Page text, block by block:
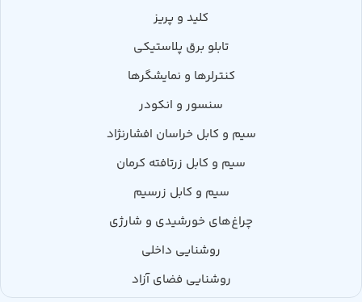
کلید و پریز
تابلو برق پلاستیکی
کنترلرها و نمایشگرها
سنسور و انکودر
سیم و کابل خراسان افشارنژاد
سیم و کابل زرتافته کرمان
سیم و کابل زرسیم
چراغ‌های خورشیدی و شارژی
روشنایی داخلی
روشنایی فضای آزاد